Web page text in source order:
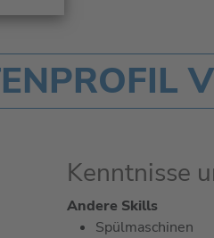
Kenntnisse
Andere Skills
Spülmaschinen